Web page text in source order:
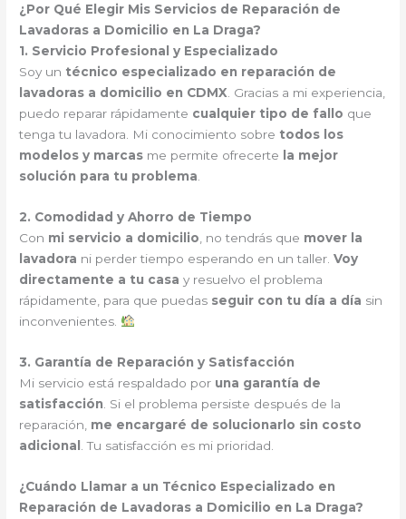
¿Por Qué Elegir Mis Servicios de Reparación de
Lavadoras a Domicilio en La Draga?
1. Servicio Profesional y Especializado
Soy un técnico especializado en reparación de
lavadoras a domicilio en CDMX . Gracias a mi experiencia,
puedo reparar rápidamente cualquier tipo de fallo que
tenga tu lavadora. Mi conocimiento sobre todos los
modelos y marcas me permite ofrecerte
la mejor
solución para tu problema
2. Comodidad y Ahorro de Tiempo
Con mi servicio a domicilio , no tendrás que mover la
lavadora ni perder tiempo esperando en un taller.Voy
directamente a tu casa y resuelvo el problema
rápidamente, para que puedas seguir con tu día a día sin
inconvenientes.
3. Garantía de Reparación y Satisfacción
Mi servicio está respaldado por una garantía de
satisfacción . Si el problema persiste después de la
reparación, me encargaré de solucionarlo sin costo
adicional
. Tu satisfacción es mi prioridad.
¿Cuándo Llamar a un Técnico Especializado en
Reparación de Lavadoras a Domicilio en La Draga?